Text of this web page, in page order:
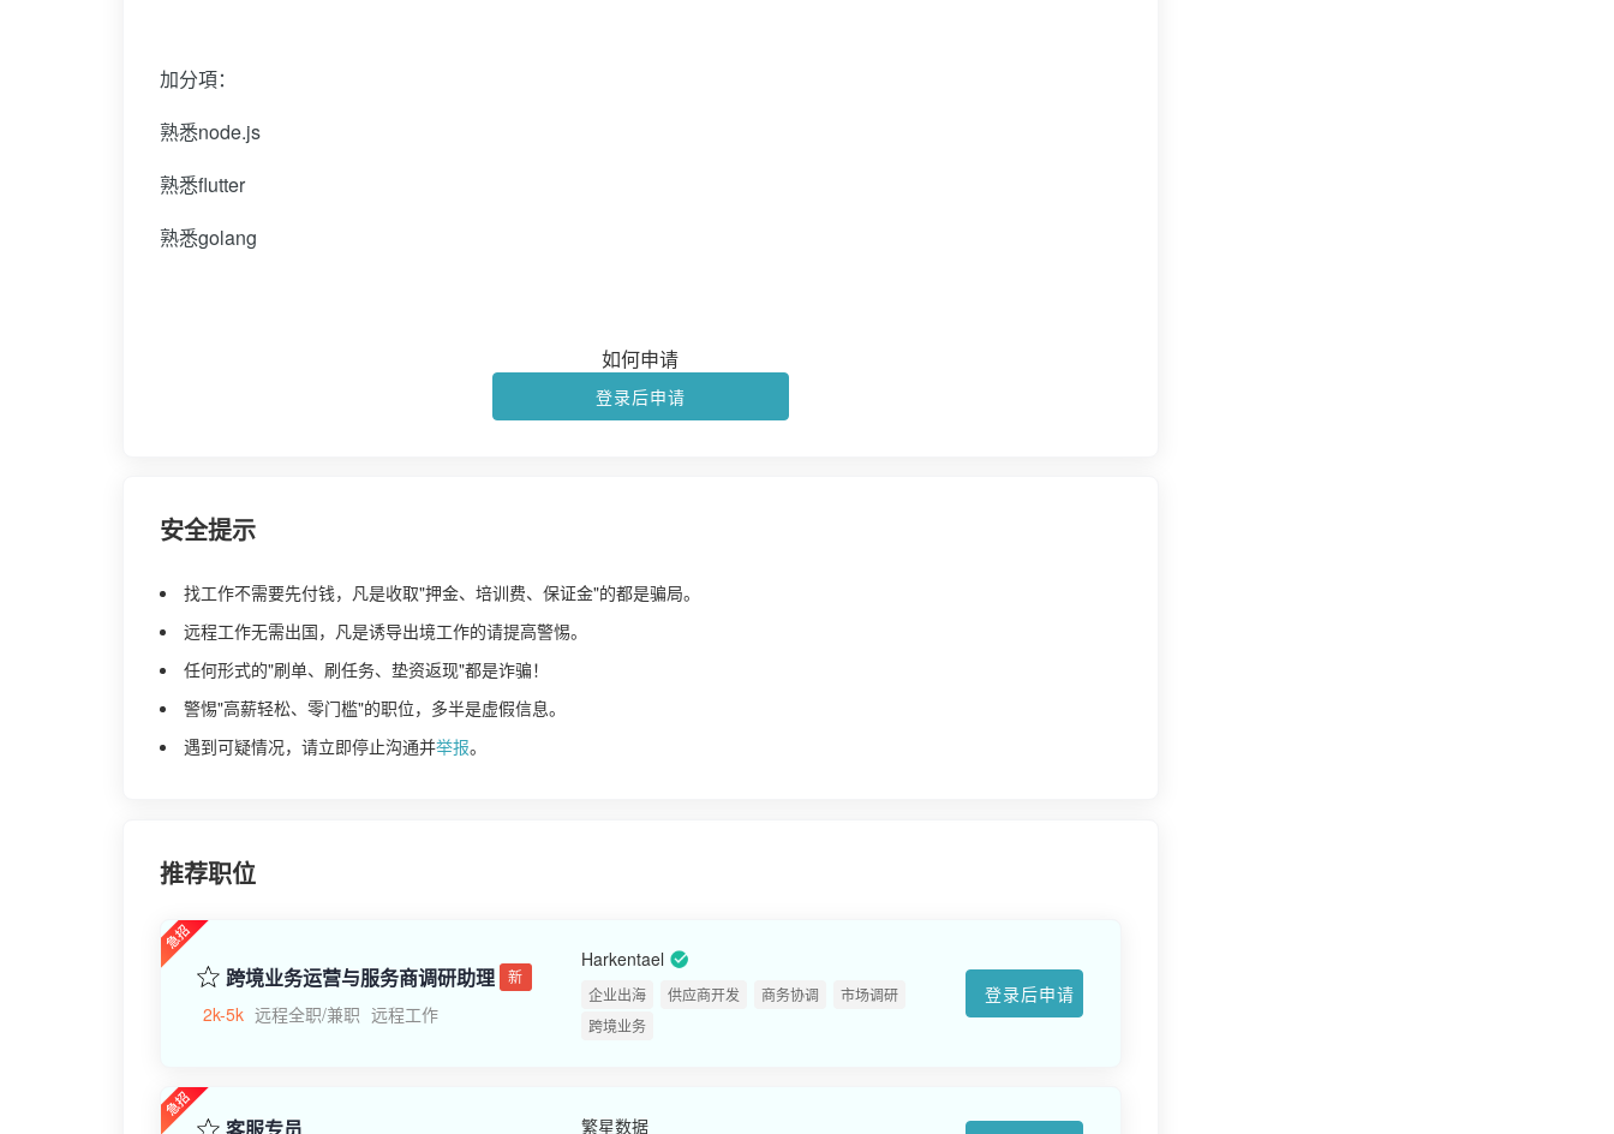
加分項：
熟悉node.js
熟悉flutter
熟悉golang
如何申请
登录后申请
安全提示
找工作不需要先付钱，凡是收取"押金、培训费、保证金"的都是骗局。
远程工作无需出国，凡是诱导出境工作的请提高警惕。
任何形式的"刷单、刷任务、垫资返现"都是诈骗！
警惕"高薪轻松、零门槛"的职位，多半是虚假信息。
遇到可疑情况，请立即停止沟通并举报。
推荐职位
跨境业务运营与服务商调研助理 新
2k-5k 远程全职/兼职 远程工作
Harkentael
企业出海 供应商开发 商务协调
市场调研
跨境业务
登录后申请
繁星数据